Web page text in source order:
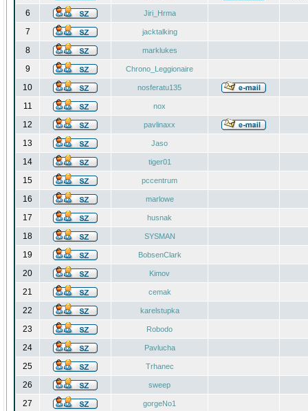
6
Jiri_Hrma
7 jacktalking
8 marklukes
9 Chrono_Leggionaire
10 nosferatu135
11 nox
12 pavlinaxx
13 Jaso
14 tiger01
15 pccentrum
16 marlowe
17 husnak
18 SYSMAN
19 BobsenClark
20 Kimov
21 cemak
22 karelstupka
23 Robodo
24 Pavlucha
25 Trhanec
26 sweep
27 gorgeNo1